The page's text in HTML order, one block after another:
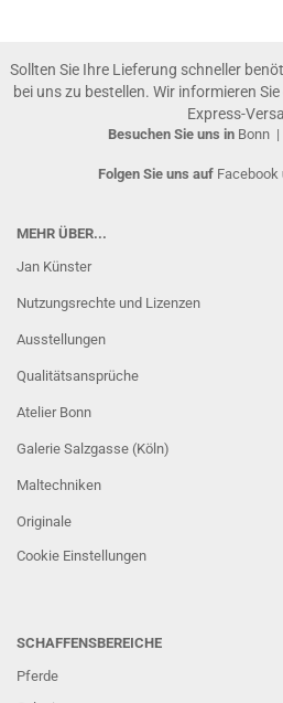
Sollten Sie Ihre Lieferung schneller
bei uns zu bestellen. Wir informieren
Express-
Besuchen Sie uns in Bonn |
Folgen Sie uns auf Facebook
MEHR ÜBER...
Jan Künster
Nutzungsrechte und Lizenzen
Ausstellungen
Qualitätsansprüche
Atelier Bonn
Galerie Salzgasse (Köln)
Maltechniken
Originale
Cookie Einstellungen
SCHAFFENSBEREICHE
Pferde